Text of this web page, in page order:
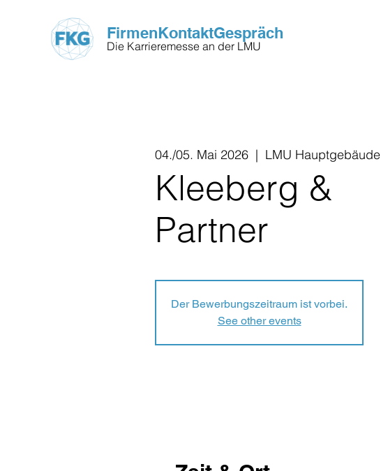
FirmenKontaktGespräch
Die Karrieremesse an der LMU
04./05. Mai 2026
  |
LMU Hauptgebäude
Kleeberg &
Partner
Der Bewerbungszeitraum ist vorbei.
See other events